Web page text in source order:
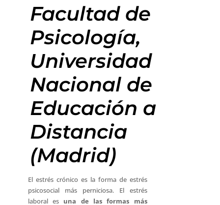
Facultad de
Psicología,
Universidad
Nacional de
Educación a
Distancia
(Madrid)
El estrés crónico es la forma de estrés
psicosocial más perniciosa. El estrés
laboral es una de las formas más